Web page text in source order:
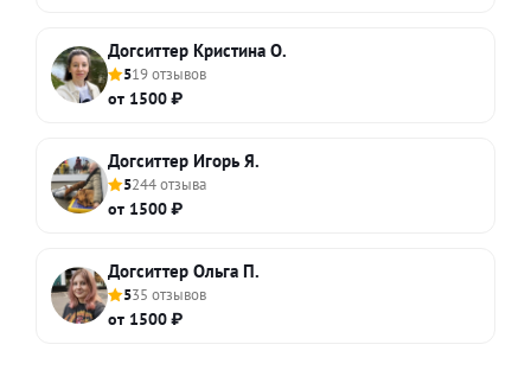
Догситтер Кристина О.
519 отзывов
от 1500 ₽
Догситтер Игорь Я.
5244 отзыва
от 1500 ₽
Догситтер Ольга П.
535 отзывов
от 1500 ₽